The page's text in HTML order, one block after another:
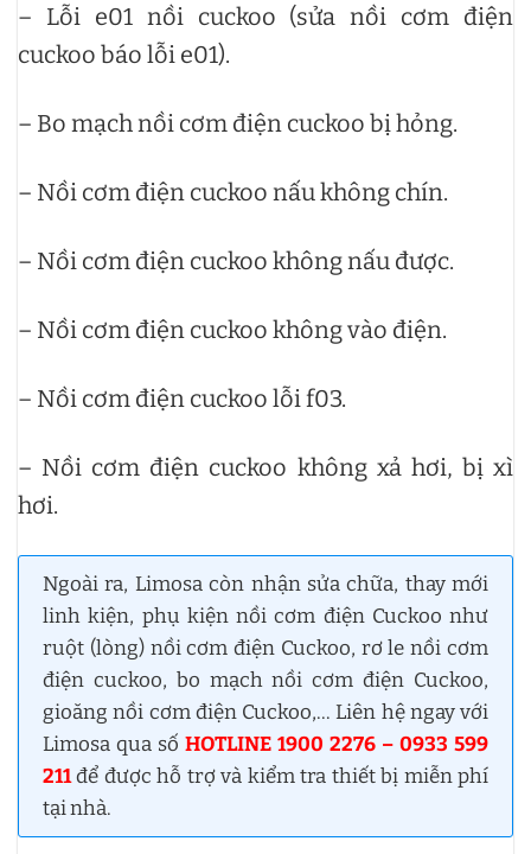
– Lỗi e01 nồi cuckoo (sửa nồi cơm điện
cuckoo báo lỗi e01).
– Bo mạch nồi cơm điện cuckoo bị hỏng.
– Nồi cơm điện cuckoo nấu không chín.
– Nồi cơm điện cuckoo không nấu được.
– Nồi cơm điện cuckoo không vào điện.
– Nồi cơm điện cuckoo lỗi f03.
– Nồi cơm điện cuckoo không xả hơi, bị xì
hơi.
Ngoài ra, Limosa còn nhận sửa chữa, thay mới
linh kiện, phụ kiện nồi cơm điện Cuckoo như
ruột (lòng) nồi cơm điện Cuckoo, rơ le nồi cơm
điện cuckoo, bo mạch nồi cơm điện Cuckoo,
gioăng nồi cơm điện Cuckoo,… Liên hệ ngay với
Limosa qua số HOTLINE 1900 2276 – 0933 599
211để được hỗ trợ và kiểm tra thiết bị miễn phí
tại nhà.